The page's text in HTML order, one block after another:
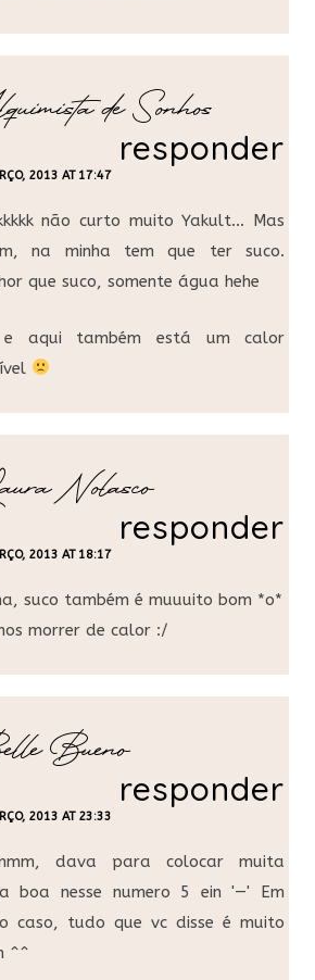
de Sonhos
2013 AT 17:47
responder
não curto muito Yakult… Mas
na minha tem que ter suco.
que suco, somente água hehe
aqui também está um calor
Nolasco
2013 AT 18:17
responder
suco também é muuuito bom *o*
morrer de calor :/
Bueno
2013 AT 23:33
responder
dava para colocar muita
boa nesse numero 5 ein '—' Em
caso, tudo que vc disse é muito
^^